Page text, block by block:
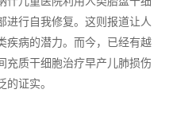
进行自我修复。这则报道让人
疾病的潜力。而今，已经有越
充质干细胞治疗早产儿肺损伤
证实。